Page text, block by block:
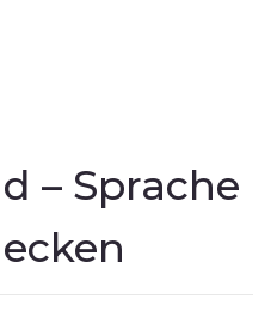
– Sprache